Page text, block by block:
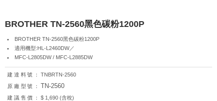
BROTHER TN-2560黑色碳粉1200P
BROTHER TN-2560黑色碳粉1200P
適用機型:HL-L2460DW／
MFC-L2805DW / MFC-L2885DW
建達料號：
TNBRTN-2560
原廠型號：
TN-2560
建議售價： $ 1,690 (含稅)